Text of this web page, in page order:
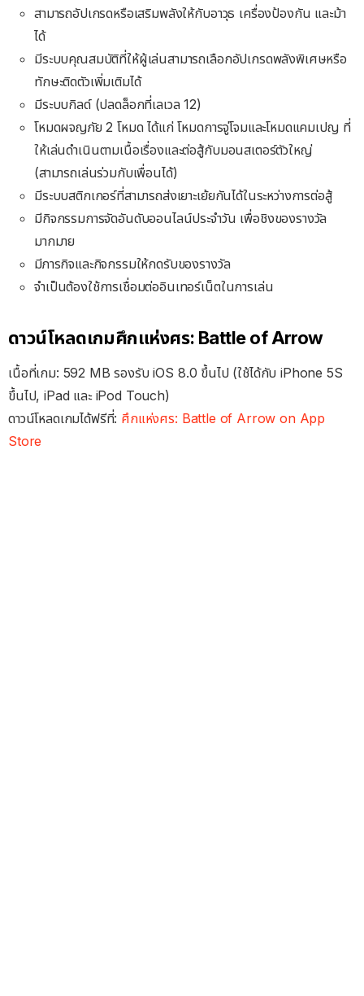
สามารถอัปเกรดหรือเสริมพลังให้กับอาวุธ เครื่องป้องกัน และม้า
ได้
มีระบบคุณสมบัติที่ให้ผู้เล่นสามารถเลือกอัปเกรดพลังพิเศษหรือ
ทักษะติดตัวเพิ่มเติมได้
มีระบบกิลด์ (ปลดล็อกที่เลเวล 12)
โหมดผจญภัย 2 โหมด ได้แก่ โหมดการจู่โจมและโหมดแคมเปญ ที่
ให้เล่นดำเนินตามเนื้อเรื่องและต่อสู้กับมอนสเตอร์ตัวใหญ่
(สามารถเล่นร่วมกับเพื่อนได้)
มีระบบสติกเกอร์ที่สามารถส่งเยาะเย้ยกันได้ในระหว่างการต่อสู้
มีกิจกรรมการจัดอันดับออนไลน์ประจำวัน เพื่อชิงของรางวัล
มากมาย
มีภารกิจและกิจกรรมให้กดรับของรางวัล
จำเป็นต้องใช้การเชื่อมต่ออินเทอร์เน็ตในการเล่น
ดาวน์โหลดเกมศึกแห่งศร: Battle of Arrow
เนื้อที่เกม: 592 MB รองรับ iOS 8.0 ขึ้นไป (ใช้ได้กับ iPhone 5S
ขึ้นไป, iPad และ iPod Touch)
ดาวน์โหลดเกมได้ฟรีที่: ศึกแห่งศร: Battle of Arrow on App
Store